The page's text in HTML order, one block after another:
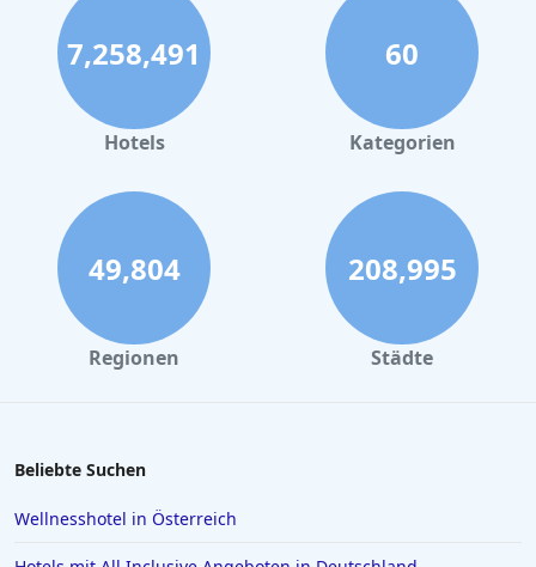
Hotels in Leipzig
Hotels in Bamberg
Hotels in Nürnberg
Hotels in Büsum
Hotels in Tannheim
Hotels in Bozen
Hotels in Salzburg
Hotels in Erfurt
Hotels in Kiel
7,258,491
Hotels
60
Kategorien
49,804
Regionen
208,995
Städte
Beliebte Suchen
Wellnesshotel in Österreich